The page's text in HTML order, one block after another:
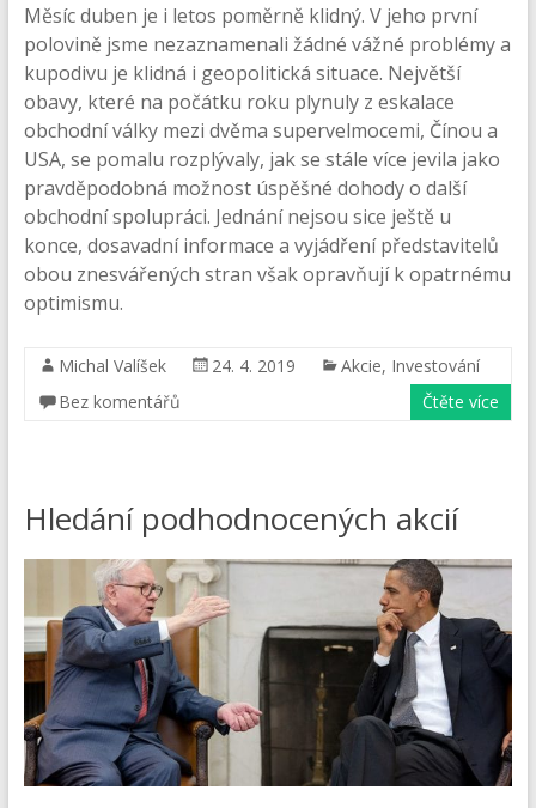
Měsíc duben je i letos poměrně klidný. V jeho první
polovině jsme nezaznamenali žádné vážné problémy a
kupodivu je klidná i geopolitická situace. Největší
obavy, které na počátku roku plynuly z eskalace
obchodní války mezi dvěma supervelmocemi, Čínou a
USA, se pomalu rozplývaly, jak se stále více jevila jako
pravděpodobná možnost úspěšné dohody o další
obchodní spolupráci. Jednání nejsou sice ještě u
konce, dosavadní informace a vyjádření představitelů
obou znesvářených stran však opravňují k opatrnému
optimismu.
Michal Valíšek 24. 4. 2019 Akcie, Investování
Bez komentářů
Čtěte více
Hledání podhodnocených akcií